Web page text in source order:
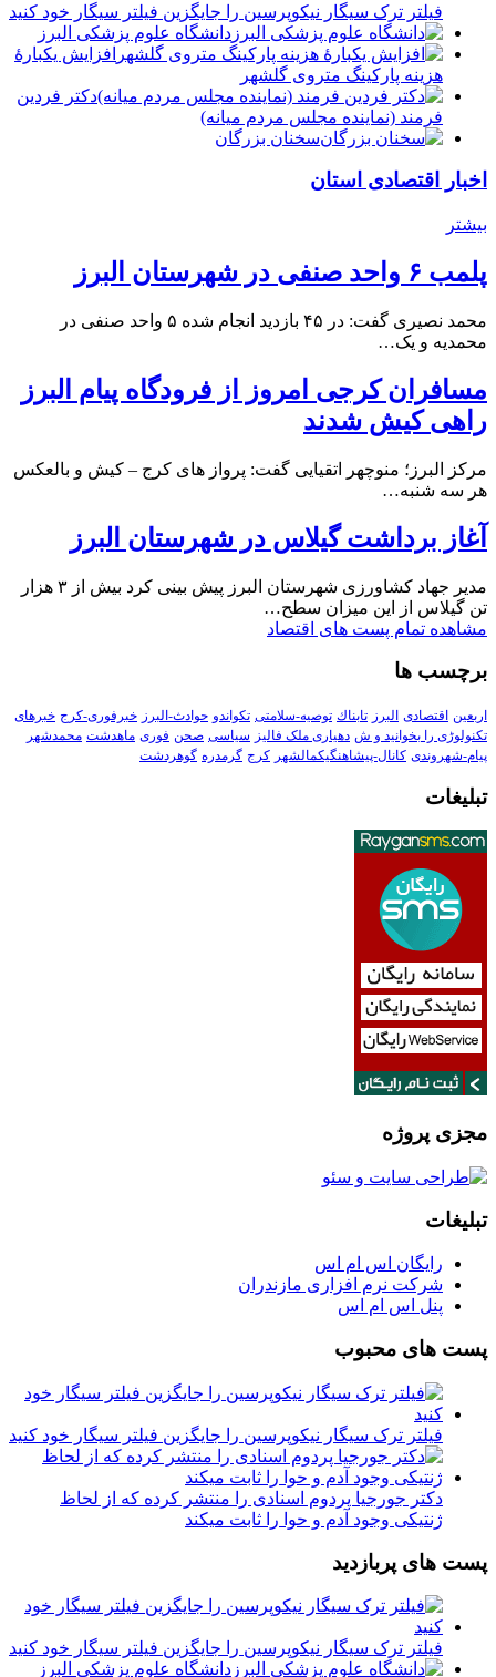
فیلتر ترک سیگار نیکوپرسین را جایگزین فیلتر سیگار خود کنید
دانشگاه علوم پزشکی البرز
افزایش یکبارۀ
هزینه پارکینگ متروی گلشهر
دكتر فردين
فرمند (نماينده مجلس مردم میانه)
سخنان بزرگان
اخبار اقتصادی استان
بیشتر
پلمب ۶ واحد صنفی در شهرستان البرز
محمد نصیری گفت: در ۴۵ بازدید انجام شده ۵ واحد صنفی در
محمدیه و یک…
مسافران کرجی امروز از فرودگاه پیام البرز
راهی کیش شدند
مرکز البرز؛ منوچهر اتقیایی گفت: پرواز های کرج – کیش و بالعکس
هر سه شنبه…
آغاز برداشت گیلاس در شهرستان البرز
مدیر جهاد کشاورزی شهرستان البرز پیش بینی کرد بیش از ۳ هزار
تن گیلاس از این میزان سطح…
مشاهده تمام پست های اقتصاد
برچسب ها
اربعین اقتصادی البرز تابناك توصیه-سلامتی تکواندو حوادث-البرز خبرفوری-کرج خبرهای
تکنولوڑی را بخوانید و ش دهیاری ملک فالیز سیاسی صحن فوری ماهدشت محمدشهر
پیام-شهروندی کانال-پیشاهنگیکمالشهر کرج گرمدره گوهردشت
تبلیغات
مجزی پروژه
تبلیغات
رایگان اس ام اس
شرکت نرم افزاری مازندران
پنل اس ام اس
پست های محبوب
فیلتر ترک سیگار نیکوپرسین را جایگزین فیلتر سیگار خود کنید
دکتر جورجیا پردوم اسنادی را منتشر کرده که از لحاظ
ژنتیکی وجود آدم و حوا را ثابت میکند
پست های پربازدید
فیلتر ترک سیگار نیکوپرسین را جایگزین فیلتر سیگار خود کنید
دانشگاه علوم پزشکی البرز